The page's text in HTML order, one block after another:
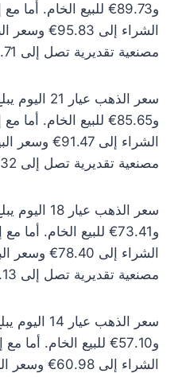
و89.73€ للبيع الخام.
مصنعية تقديرية تصل إلى 8.71€.
و85.65€ للبيع الخام.
مصنعية تقديرية تصل إلى 8.32€.
و73.41€ للبيع الخام.
مصنعية تقديرية تصل إلى 7.13€.
و57.10€ للبيع الخام.